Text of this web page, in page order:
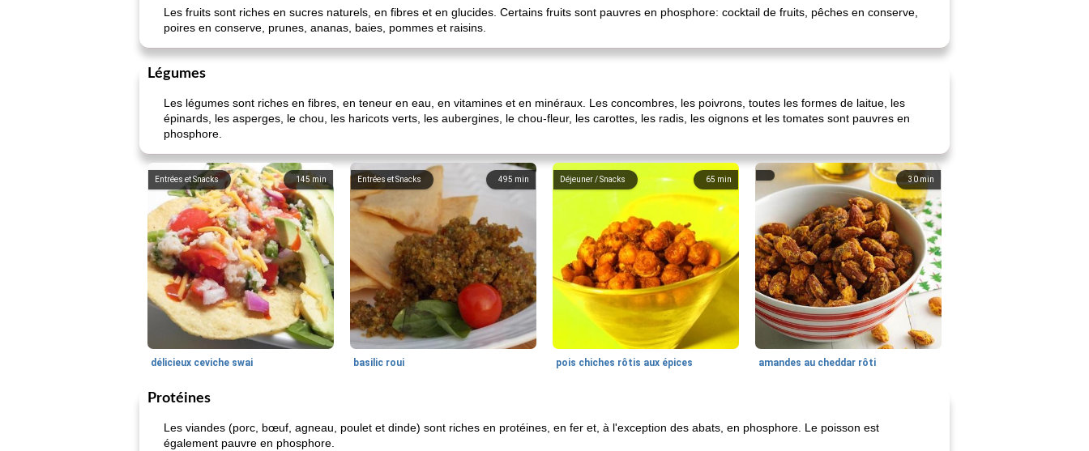
Les fruits sont riches en sucres naturels, en fibres et en glucides. Certains fruits sont pauvres en phosphore: cocktail de fruits, pêches en conserve,
poires en conserve, prunes, ananas, baies, pommes et raisins.
Légumes
Les légumes sont riches en fibres, en teneur en eau, en vitamines et en minéraux. Les concombres, les poivrons, toutes les formes de laitue, les
épinards, les asperges, le chou, les haricots verts, les aubergines, le chou-fleur, les carottes, les radis, les oignons et les tomates sont pauvres en
phosphore.
145 min
Entrées et Snacks
délicieux ceviche swai
495 min
Entrées et Snacks
basilic roui
65 min
Déjeuner / Snacks
pois chiches rôtis aux épices
30min
amandes au cheddar rôti
Protéines
Les viandes (porc, bœuf, agneau, poulet et dinde) sont riches en protéines, en fer et, à l'exception des abats, en phosphore. Le poisson est
également pauvre en phosphore.